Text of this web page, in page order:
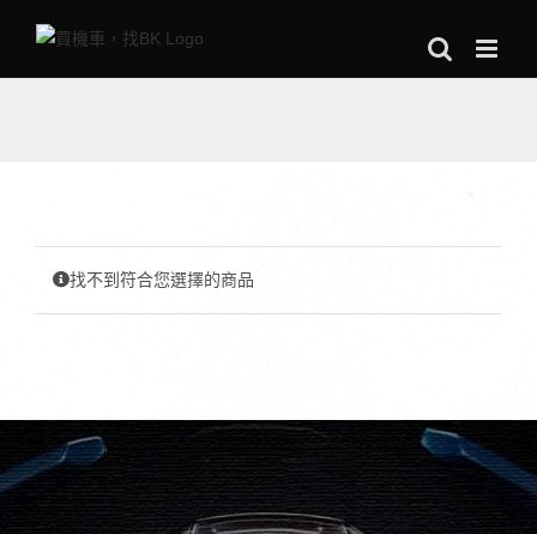
找不到符合您選擇的商品